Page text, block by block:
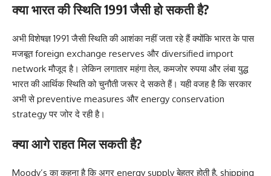
क्या भारत की स्थिति 1991 जैसी हो सकती है?
अभी विशेषज्ञ 1991 जैसी स्थिति की आशंका नहीं जता रहे हैं क्योंकि भारत के पास
मजबूत foreign exchange reserves और diversified import
network मौजूद है। लेकिन लगातार महंगा तेल, कमजोर रुपया और लंबा युद्ध
भारत की आर्थिक स्थिति को चुनौती जरूर दे सकते हैं। यही वजह है कि सरकार
अभी से preventive measures और energy conservation
strategy पर जोर दे रही है।
क्या आगे राहत मिल सकती है?
Moody’s का कहना है कि अगर energy supply बेहतर होती है, shipping